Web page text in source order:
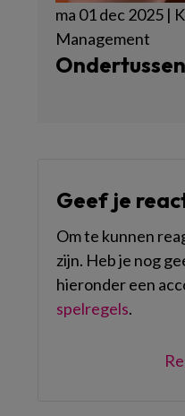
ma 01 dec 2025 |
Management
Geef je
Om te kunnen
zijn. Heb je nog
hieronder een
spelregels.